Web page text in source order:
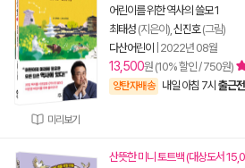
미리보기
어린이를 위한 역사의 쓸모 1
최태성 (지은이), 신진호(그림)
다산어린이
2022년 08월
13,500원 (10% 할인 / 750원)
양탄자배송 내일 아침 7시 출근
산뜻한 미니 토트백 (대상도서